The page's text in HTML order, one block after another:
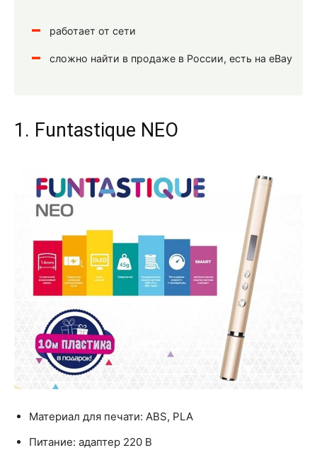
работает от сети
сложно найти в продаже в России, есть на eBay
1. Funtastique NEO
Материал для печати: ABS, PLA
Питание: адаптер 220 В